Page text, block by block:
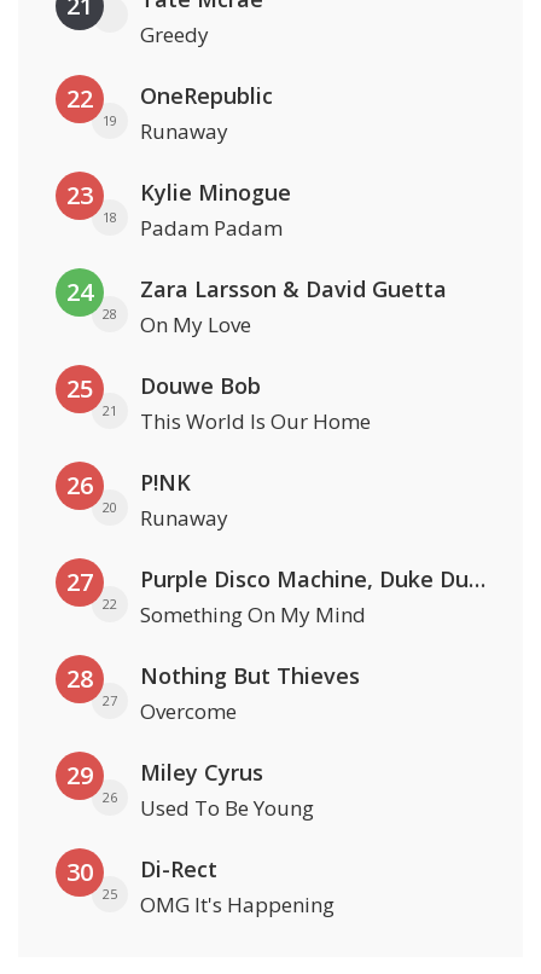
Greedy
22
19
OneRepublic
Runaway
23
18
Kylie Minogue
Padam Padam
24
28
Zara Larsson & David Guetta
On My Love
25
21
Douwe Bob
This World Is Our Home
26
20
P!NK
Runaway
27
22
Purple Disco Machine, Duke Dumont & Nothing But Thieves
Something On My Mind
28
27
Nothing But Thieves
Overcome
29
26
Miley Cyrus
Used To Be Young
30
25
Di-Rect
OMG It's Happening